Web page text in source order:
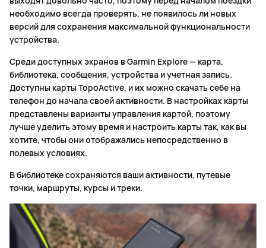
необходимо всегда проверять, не появилось ли новых
версий для сохранения максимальной функциональности
устройства.
Среди доступных экранов в Garmin Explore — карта,
библиотека, сообщения, устройства и учетная запись.
Доступны карты TopoActive, и их можно скачать себе на
телефон до начала своей активности. В настройках карты
представлены варианты управления картой, поэтому
лучше уделить этому время и настроить карты так, как вы
хотите, чтобы они отображались непосредственно в
полевых условиях.
В библиотеке сохраняются ваши активности, путевые
точки, маршруты, курсы и треки.